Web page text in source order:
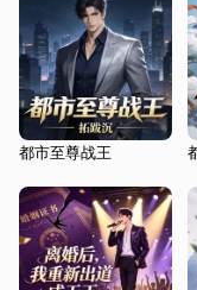
都市至尊战王